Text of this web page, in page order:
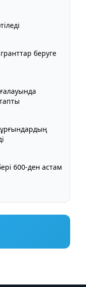
беруге
600-ден астам